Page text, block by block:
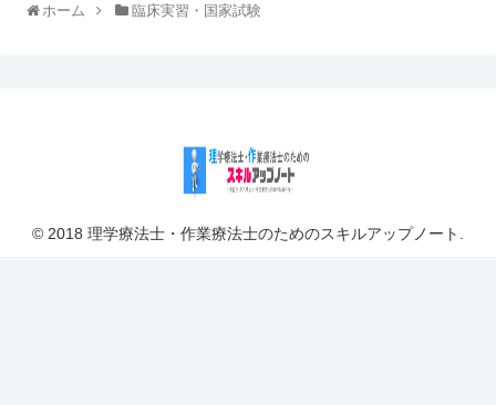
ホーム 臨床実習・国家試験
© 2018 理学療法士・作業療法士のためのスキルアップノート.